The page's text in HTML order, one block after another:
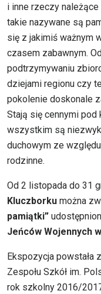
i inne rzeczy
takie nazywane są
się z jakimiś ważnym
czasem zabawnym.
podtrzymywaniu
dziejami regionu czy
pokolenie doskonale
Stają się cennymi pod
wszystkim są
duchowym ze
rodzinne.
Od 2 listopada do 31
Kluczborku można
pamiątki”
Jeńców Wojennych
Ekspozycja powstała
Zespołu Szkół im.
rok szkolny 2016/